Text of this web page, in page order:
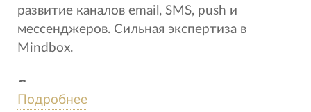
развитие каналов email, SMS, push и
мессенджеров. Сильная экспертиза в
Mindbox.
Сила компании
Берем на себя не просто запуск рассылок, а
Подробнее